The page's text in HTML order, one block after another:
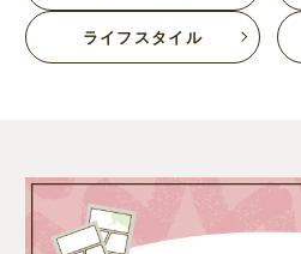
ライフスタイル